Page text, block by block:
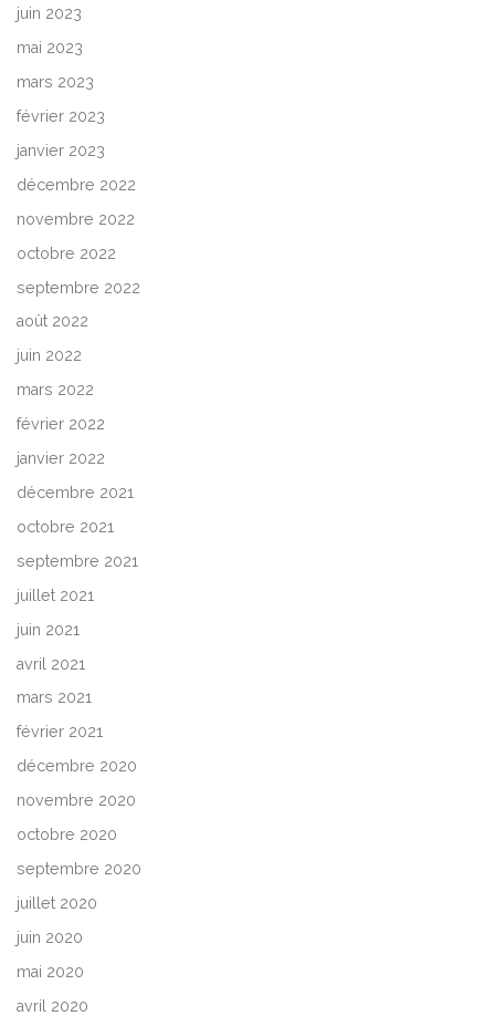
juin 2023
mai 2023
mars 2023
février 2023
janvier 2023
décembre 2022
novembre 2022
octobre 2022
septembre 2022
août 2022
juin 2022
mars 2022
février 2022
janvier 2022
décembre 2021
octobre 2021
septembre 2021
juillet 2021
juin 2021
avril 2021
mars 2021
février 2021
décembre 2020
novembre 2020
octobre 2020
septembre 2020
juillet 2020
juin 2020
mai 2020
avril 2020